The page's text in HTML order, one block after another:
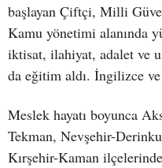
başlayan Çiftçi, Milli
Kamu yönetimi alanında
iktisat, ilahiyat, adalet ve
da eğitim aldı. İngilizce
Meslek hayatı boyunca
Tekman, Nevşehir-
Kırşehir-Kaman